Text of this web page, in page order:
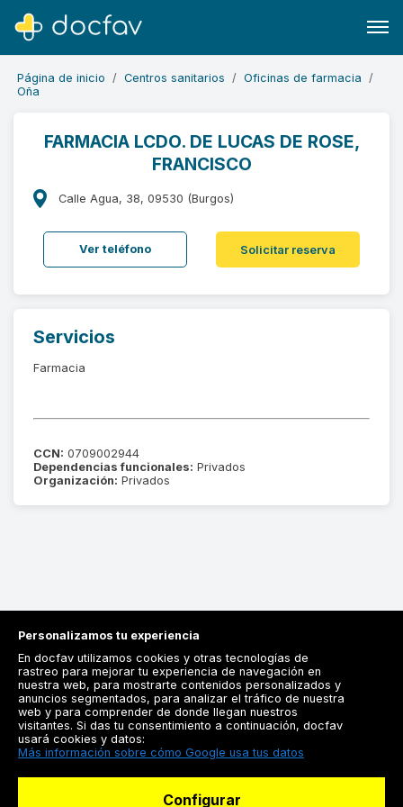
Buscar
Software para clínicas
Soporte
¿Eres un doctor?
Página de inicio Centros sanitarios
Oficinas de farmacia
Oña
FARMACIA LCDO. DE LUCAS DE ROSE,
FRANCISCO
Calle Agua, 38, 09530 (Burgos)
Ver teléfono Solicitar reserva
Servicios
Farmacia
CCN: 0709002944
Dependencias funcionales: Privados
Organización: Privados
Registrarse
Docfav
Personalizamos tu experiencia
En docfav utilizamos cookies y otras tecnologías de
rastreo para mejorar tu experiencia de navegación en
nuestra web, para mostrarte contenidos personalizados y
anuncios segmentados, para analizar el tráfico de nuestra
web y para comprender de donde llegan nuestros
visitantes. Si das tu consentimiento a continuación, docfav
usará cookies y datos:
Más información sobre cómo Google usa tus datos
Configurar